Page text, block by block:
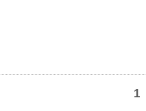
1